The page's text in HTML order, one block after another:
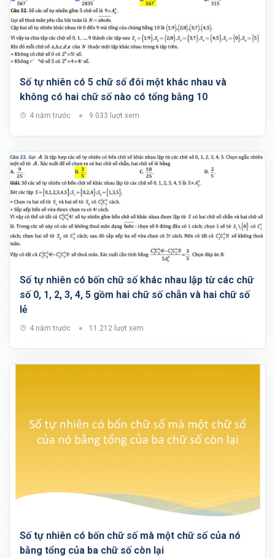
Số tự nhiên có 5 chữ số đôi một khác nhau và
không có hai chữ số nào có tổng bằng 10
4 năm trước 9.033 lượt xem
Số tự nhiên có bốn chữ số khác nhau lập từ các chữ
số 0, 1, 2, 3, 4, 5 gồm hai chữ số chẵn và hai chữ số
lẻ
4 năm trước 11.212 lượt xem
Số tự nhiên có bốn chữ số mà một chữ số của nó
bằng tổng của ba chữ số còn lại